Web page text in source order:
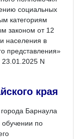
социальных
категориям
законом от 12
населения в
представления»
23.01.2025 N
края
Барнаула
по